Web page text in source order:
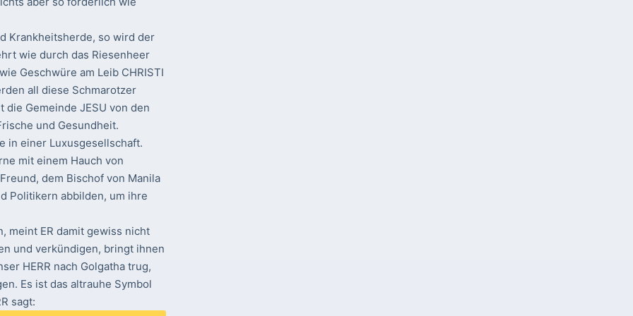
Krankheitsherde, so wird der
wie durch das Riesenheer
Geschwüre am Leib CHRISTI
all diese Schmarotzer
Gemeinde JESU von den
und Gesundheit.
in einer Luxusgesellschaft.
mit einem Hauch von
dem Bischof von Manila
Politikern abbilden, um ihre
meint ER damit gewiss nicht
und verkündigen, bringt ihnen
HERR nach Golgatha trug,
Es ist das altrauhe Symbol
sagt: